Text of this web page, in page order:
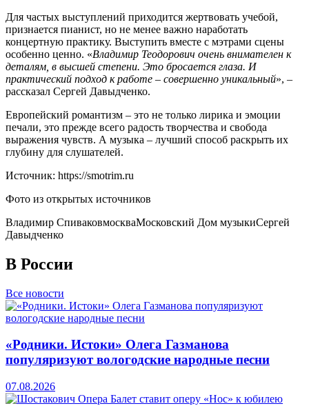
Для частых выступлений приходится жертвовать учебой,
признается пианист, но не менее важно наработать
концертную практику. Выступить вместе с мэтрами сцены
особенно ценно. «Владимир Теодорович очень внимателен к
деталям, в высшей степени. Это бросается глаза. И
практический подход к работе – совершенно уникальный», –
рассказал Сергей Давыдченко.
Европейский романтизм – это не только лирика и эмоции
печали, это прежде всего радость творчества и свобода
выражения чувств. А музыка – лучший способ раскрыть их
глубину для слушателей.
Источник: https://smotrim.ru
Фото из открытых источников
Владимир СпиваковмоскваМосковский Дом музыкиСергей
Давыдченко
В России
Все новости
«Родники. Истоки» Олега Газманова
популяризуют вологодские народные песни
07.08.2026